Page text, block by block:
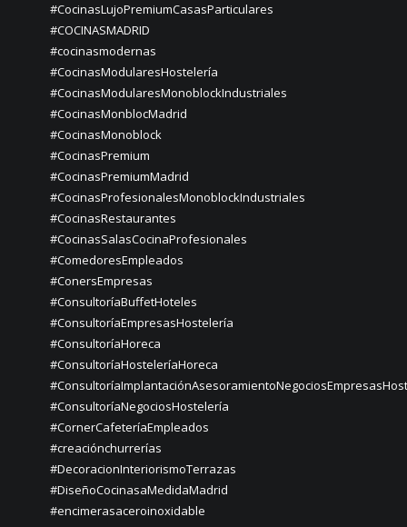
#CocinasLujoPremiumCasasParticulares
#COCINASMADRID
#cocinasmodernas
#CocinasModularesHostelería
#CocinasModularesMonoblockIndustriales
#CocinasMonblocMadrid
#CocinasMonoblock
#CocinasPremium
#CocinasPremiumMadrid
#CocinasProfesionalesMonoblockIndustriales
#CocinasRestaurantes
#CocinasSalasCocinaProfesionales
#ComedoresEmpleados
#ConersEmpresas
#ConsultoríaBuffetHoteles
#ConsultoríaEmpresasHostelería
#ConsultoríaHoreca
#ConsultoríaHosteleríaHoreca
#ConsultoríaNegociosHostelería
#CornerCafeteríaEmpleados
#creaciónchurrerías
#DecoracionInteriorismoTerrazas
#DiseñoCocinasaMedidaMadrid
#encimerasaceroinoxidable